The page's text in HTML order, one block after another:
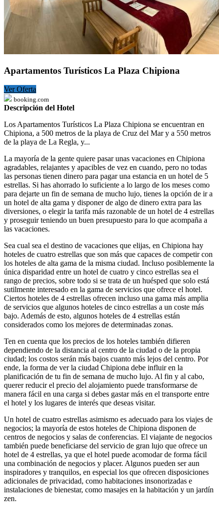
Apartamentos Turísticos La Plaza Chipiona
Ver Oferta
booking.com
Descripción del Hotel
Los Apartamentos Turísticos La Plaza Chipiona se encuentran en
Chipiona, a 500 metros de la playa de Cruz del Mar y a 550 metros
de la playa de La Regla, y...
La mayoría de la gente quiere pasar unas vacaciones en Chipiona
agradables, relajantes y apacibles de vez en cuando, pero no todas
las personas tienen dinero para pagar una estancia en un hotel de 5
estrellas. Si has ahorrado lo suficiente a lo largo de los meses como
para dejarte un fin de semana de mucho lujo, tienes la opción de ir a
un hotel de alta gama y disponer de algo de dinero extra para las
diversiones, o elegir la tarifa más razonable de un hotel de 4 estrellas
y proseguir teniendo un buen presupuesto para lo que acompaña a
las vacaciones.
Sea cual sea el destino de vacaciones que elijas, en Chipiona hay
hoteles de cuatro estrellas que son más que capaces de competir con
los hoteles de alta gama de la misma ciudad. Incluso posiblemente la
única disparidad entre un hotel de cuatro y cinco estrellas sea el
rango de precios, sobre todo si se trata de un huésped que solo está
sutilmente interesado en la gama de servicios que ofrece el hotel.
Ciertos hoteles de 4 estrellas ofrecen incluso una gama más amplia
de servicios que algunos hoteles de cinco estrellas a un coste más
bajo. Además de esto, algunos hoteles de 4 estrellas están
considerados como los mejores de determinadas zonas.
Ten en cuenta que los precios de los hoteles también difieren
dependiendo de la distancia al centro de la ciudad o de la propia
ciudad; los costos serán más bajos cuanto más lejos del centro. Por
ende, la forma de ver la ciudad Chipiona debe influir en la
planificación de tu fin de semana de mucho lujo. Al fin y al cabo,
querer reducir el precio del alojamiento puede transformarse de
manera fácil en una carga si debes gastar más en el transporte entre
el hotel y los lugares de interés que deseas visitar.
Un hotel de cuatro estrellas asimismo es adecuado para los viajes de
negocios; la mayoría de estos hoteles de Chipiona disponen de
centros de negocios y salas de conferencias. El viajante de negocios
también puede beneficiarse del servicio de gran lujo que ofrece un
hotel de 4 estrellas, ya que el hotel puede acomodar de forma fácil
una combinación de negocios y placer. Algunos pueden ser aun
inspiradores y tranquilos, en especial los que ofrecen disposiciones
adicionales de privacidad, como habitaciones insonorizadas e
instalaciones de bienestar, como masajes en la habitación y un jardín
zen.